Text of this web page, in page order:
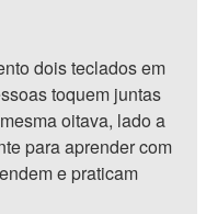
dois teclados em
toquem juntas
oitava, lado a
para aprender com
e praticam